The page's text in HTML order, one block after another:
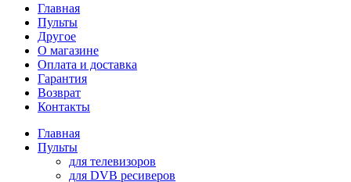
Главная
Пульты
Другое
О магазине
Оплата и доставка
Гарантия
Возврат
Контакты
Главная
Пульты
для телевизоров
для DVB ресиверов